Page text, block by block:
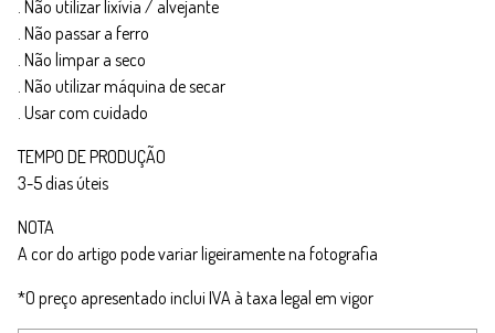
. Não utilizar lixívia / alvejante
. Não passar a ferro
. Não limpar a seco
. Não utilizar máquina de secar
. Usar com cuidado
TEMPO DE PRODUÇÃO
3-5 dias úteis
NOTA
A cor do artigo pode variar ligeiramente na fotografia
*O preço apresentado inclui IVA à taxa legal em vigor